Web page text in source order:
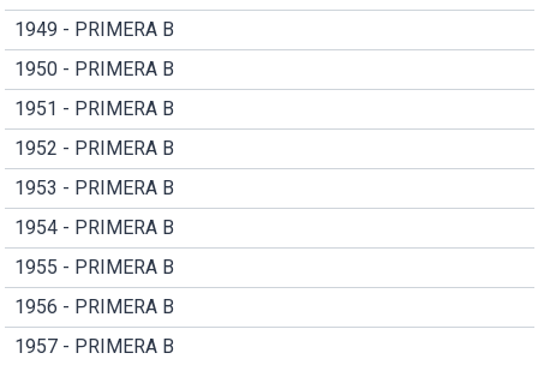
1949 - PRIMERA B
1950 - PRIMERA B
1951 - PRIMERA B
1952 - PRIMERA B
1953 - PRIMERA B
1954 - PRIMERA B
1955 - PRIMERA B
1956 - PRIMERA B
1957 - PRIMERA B